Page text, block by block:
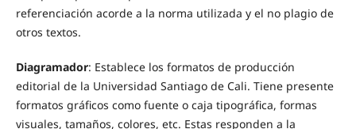
referenciación acorde a la norma utilizada y el no plagio de
otros textos.
Diagramador: Establece los formatos de producción
editorial de la Universidad Santiago de Cali. Tiene presente
formatos gráficos como fuente o caja tipográfica, formas
visuales, tamaños, colores, etc. Estas responden a la